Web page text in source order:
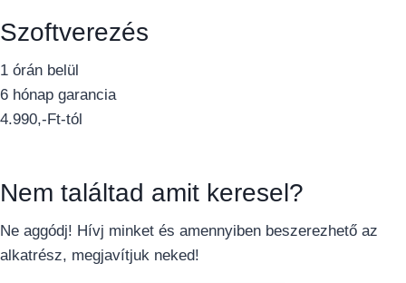
Szoftverezés
1 órán belül
6 hónap garancia
4.990,-Ft-tól
Nem találtad amit keresel?
Ne aggódj! Hívj minket és amennyiben beszerezhető az
alkatrész, megjavítjuk neked!